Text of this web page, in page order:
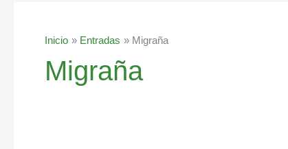
Inicio Entradas Migraña
Migraña